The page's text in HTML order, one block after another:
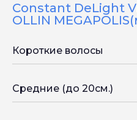
Constant DeLight
OLLIN
Короткие волосы
Средние (до 20см.)